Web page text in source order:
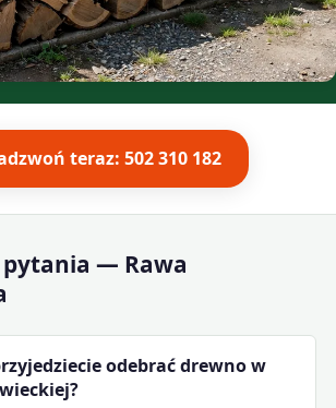
teraz: 502 310 182
pytania — Rawa
odebrać drewno w